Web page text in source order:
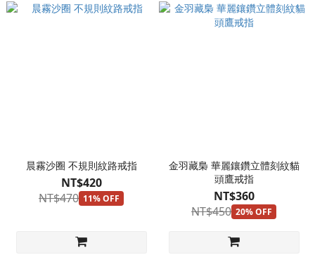
晨霧沙圈 不規則紋路戒指
NT$420
NT$470 11% OFF
金羽藏梟 華麗鑲鑽立體刻紋貓
頭鷹戒指
NT$360
NT$450 20% OFF